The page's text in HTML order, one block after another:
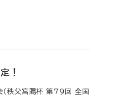
！
秩父宮賜杯 第79回 全国